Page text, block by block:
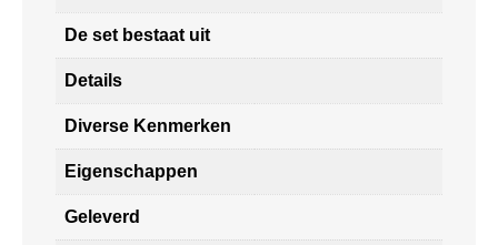
De set bestaat uit
Details
Diverse Kenmerken
Eigenschappen
Geleverd